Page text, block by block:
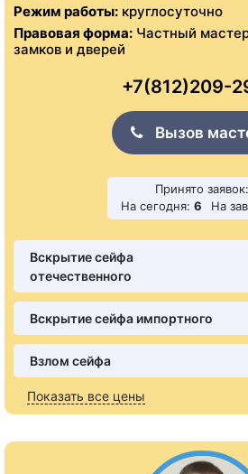
Режим работы: круглосуточно
Правовая форма: Частный
замков и дверей
+7(812)209-
Вызов
Принято заявок:
На сегодня: 6 На
Вскрытие сейфа
отечественного
Вскрытие сейфа импортного
Взлом сейфа
Показать все цены